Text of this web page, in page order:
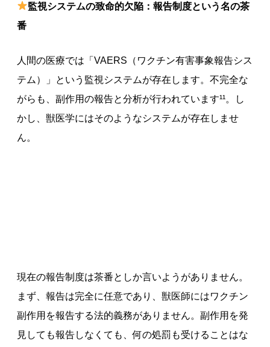
監視システムの致命的欠陥：報告制度という名の茶
番
人間の医療では「VAERS（ワクチン有害事象報告シス
テム）」という監視システムが存在します。不完全な
がらも、副作用の報告と分析が行われています¹¹。し
かし、獣医学にはそのようなシステムが存在しませ
ん。
現在の報告制度は茶番としか言いようがありません。
まず、報告は完全に任意であり、獣医師にはワクチン
副作用を報告する法的義務がありません。副作用を発
見しても報告しなくても、何の処罰も受けることはな